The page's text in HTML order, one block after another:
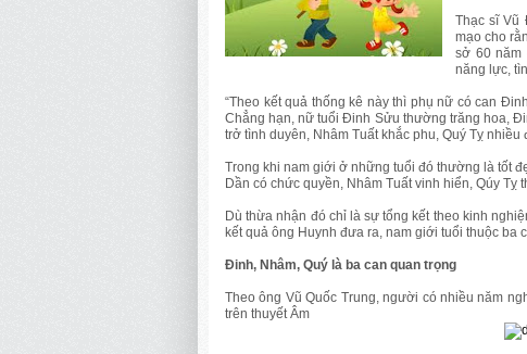
Thạc sĩ Vũ
mạo cho
sở 60 năm
năng lực,
“Theo kết quả thống kê này thì phụ nữ có can
Chẳng hạn, nữ tuổi Đinh Sửu thường trăng hoa,
trở tình duyên, Nhâm Tuất khắc phu, Quý Tỵ nhiều
Trong khi nam giới ở những tuổi đó thường là tốt
Dần có chức quyền, Nhâm Tuất vinh hiển, Qúy Tỵ
Dù thừa nhận đó chỉ là sự tổng kết theo kinh
kết quả ông Huynh đưa ra, nam giới tuổi thuộc ba
Đinh, Nhâm, Quý là ba can quan trọng
Theo ông Vũ Quốc Trung, người có nhiều năm
trên thuyết Âm